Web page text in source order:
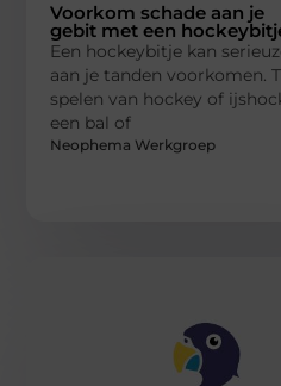
Voorkom schade aan je
gebit met een
Een hockeybitje kan
aan je tanden voorkomen.
spelen van hockey of
een bal of
Neophema Werkgroep